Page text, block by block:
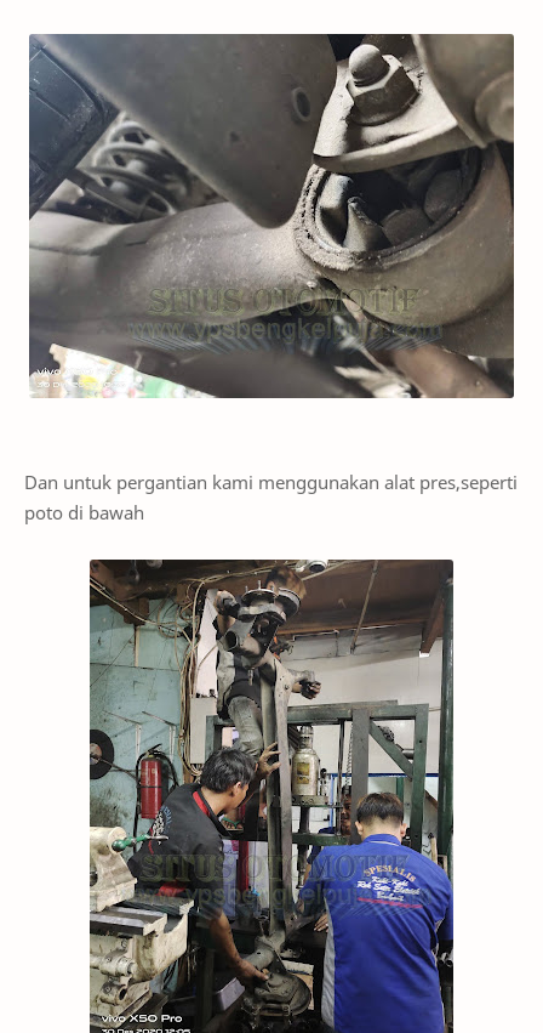
Dan untuk pergantian kami menggunakan alat pres,seperti
poto di bawah